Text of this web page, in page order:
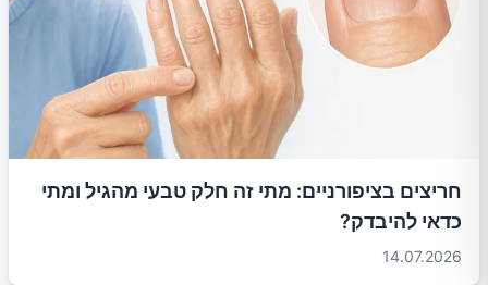
חריצים בציפורניים: מתי זה חלק טבעי מהגיל ומתי
כדאי להיבדק?
14.07.2026